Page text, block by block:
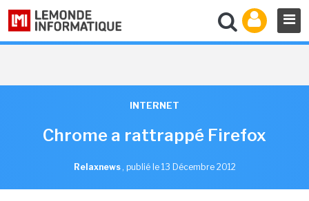
INTERNET
Chrome a rattrappé Firefox
Relaxnews , publié le 13 Décembre 2012